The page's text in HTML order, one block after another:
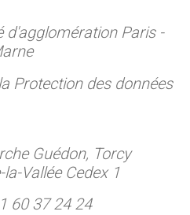
d'agglomération Paris -
Protection des données
Guédon, Torcy
Vallée Cedex 1
60 37 24 24